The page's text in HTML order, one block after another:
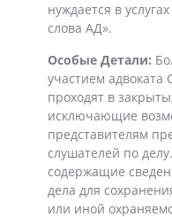
нуждается в
слова АД».
Особые Детали:
участием
проходят в
исключающие
представителям
слушателей по делу.
содержащие
дела для
или иной